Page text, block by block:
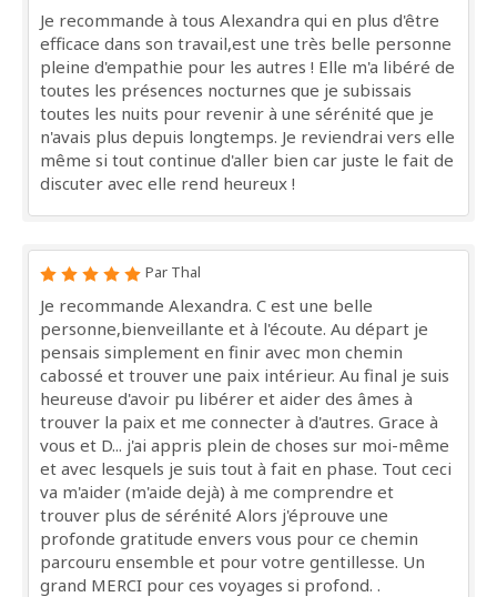
Je recommande à tous Alexandra qui en plus d'être
efficace dans son travail,est une très belle personne
pleine d'empathie pour les autres ! Elle m'a libéré de
toutes les présences nocturnes que je subissais
toutes les nuits pour revenir à une sérénité que je
n'avais plus depuis longtemps. Je reviendrai vers elle
même si tout continue d'aller bien car juste le fait de
discuter avec elle rend heureux !
Par Thal
Je recommande Alexandra. C est une belle
personne,bienveillante et à l'écoute. Au départ je
pensais simplement en finir avec mon chemin
cabossé et trouver une paix intérieur. Au final je suis
heureuse d'avoir pu libérer et aider des âmes à
trouver la paix et me connecter à d'autres. Grace à
vous et D... j'ai appris plein de choses sur moi-même
et avec lesquels je suis tout à fait en phase. Tout ceci
va m'aider (m'aide dejà) à me comprendre et
trouver plus de sérénité Alors j'éprouve une
profonde gratitude envers vous pour ce chemin
parcouru ensemble et pour votre gentillesse. Un
grand MERCI pour ces voyages si profond. .